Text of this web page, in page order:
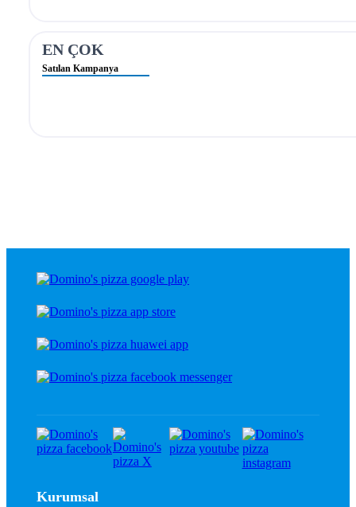
EN ÇOK
Satılan Kampanya
Kurumsal